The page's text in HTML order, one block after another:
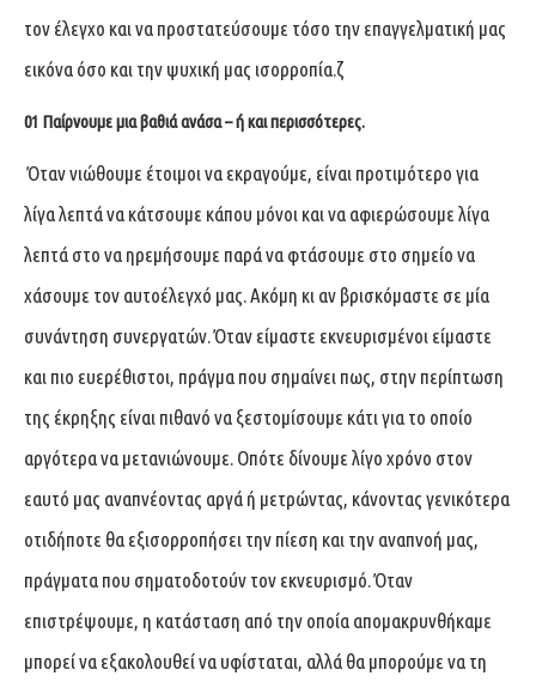
τον έλεγχο και να προστατεύσουμε τόσο την επαγγελματική μας
εικόνα όσο και την ψυχική μας ισορροπία.ζ
01 Παίρνουμε μια βαθιά ανάσα – ή και περισσότερες.
Όταν νιώθουμε έτοιμοι να εκραγούμε, είναι προτιμότερο για
λίγα λεπτά να κάτσουμε κάπου μόνοι και να αφιερώσουμε λίγα
λεπτά στο να ηρεμήσουμε παρά να φτάσουμε στο σημείο να
χάσουμε τον αυτοέλεγχό μας. Ακόμη κι αν βρισκόμαστε σε μία
συνάντηση συνεργατών. Όταν είμαστε εκνευρισμένοι είμαστε
και πιο ευερέθιστοι, πράγμα που σημαίνει πως, στην περίπτωση
της έκρηξης είναι πιθανό να ξεστομίσουμε κάτι για το οποίο
αργότερα να μετανιώνουμε. Οπότε δίνουμε λίγο χρόνο στον
εαυτό μας αναπνέοντας αργά ή μετρώντας, κάνοντας γενικότερα
οτιδήποτε θα εξισορροπήσει την πίεση και την αναπνοή μας,
πράγματα που σηματοδοτούν τον εκνευρισμό. Όταν
επιστρέψουμε, η κατάσταση από την οποία απομακρυνθήκαμε
μπορεί να εξακολουθεί να υφίσταται, αλλά θα μπορούμε να τη